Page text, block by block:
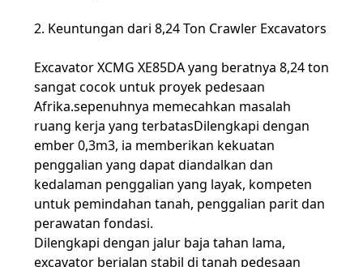
2. Keuntungan dari 8,24 Ton Crawler Excavators
Excavator XCMG XE85DA yang beratnya 8,24 ton
sangat cocok untuk proyek pedesaan
Afrika.sepenuhnya memecahkan masalah
ruang kerja yang terbatasDilengkapi dengan
ember 0,3m3, ia memberikan kekuatan
penggalian yang dapat diandalkan dan
kedalaman penggalian yang layak, kompeten
untuk pemindahan tanah, penggalian parit dan
perawatan fondasi.
Dilengkapi dengan jalur baja tahan lama,
excavator berjalan stabil di tanah pedesaan